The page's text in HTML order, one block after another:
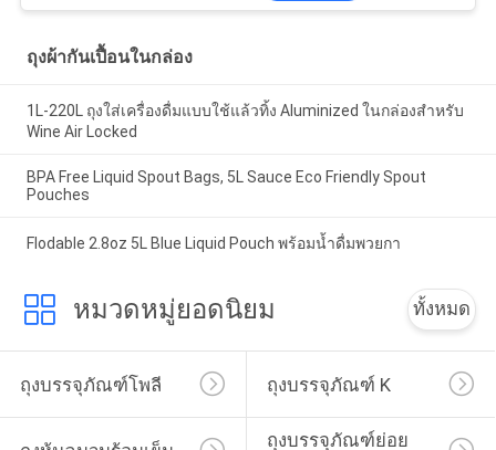
ถุงผ้ากันเปื้อนในกล่อง
1L-220L ถุงใส่เครื่องดื่มแบบใช้แล้วทิ้ง Aluminized ในกล่องสำหรับ
Wine Air Locked
BPA Free Liquid Spout Bags, 5L Sauce Eco Friendly Spout
Pouches
Flodable 2.8oz 5L Blue Liquid Pouch พร้อมน้ำดื่มพวยกา
หมวดหมู่ยอดนิยม ทั้งหมด
ถุงบรรจุภัณฑ์โพลี ถุงบรรจุภัณฑ์ K
ถุงบรรจุภัณฑ์ย่อย